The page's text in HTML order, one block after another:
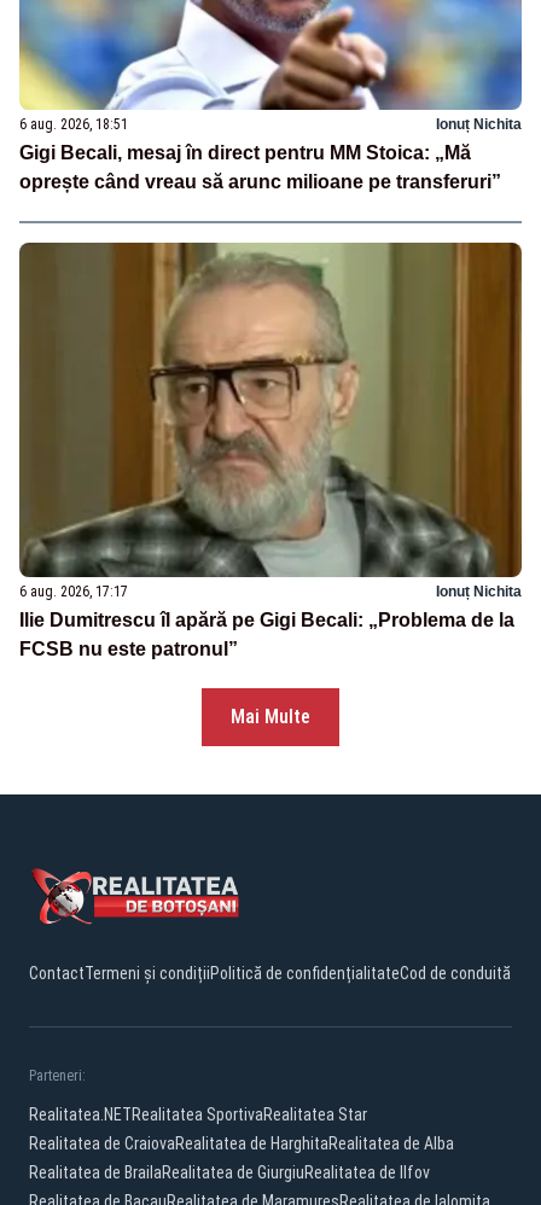
6 aug. 2026, 18:51 Ionuț Nichita
Gigi Becali, mesaj în direct pentru MM Stoica: „Mă
oprește când vreau să arunc milioane pe transferuri”
6 aug. 2026, 17:17 Ionuț Nichita
Ilie Dumitrescu îl apără pe Gigi Becali: „Problema de la
FCSB nu este patronul”
Mai Multe
ContactTermeni și condițiiPolitică de confidențialitateCod de conduită
Parteneri:
Realitatea.NETRealitatea SportivaRealitatea Star
Realitatea de CraiovaRealitatea de HarghitaRealitatea de Alba
Realitatea de BrailaRealitatea de GiurgiuRealitatea de Ilfov